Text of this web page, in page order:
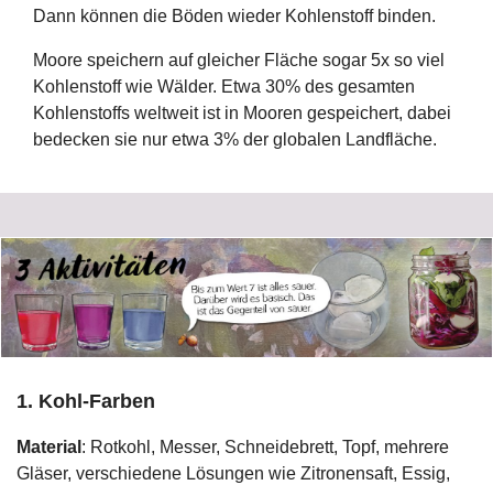
Dann können die Böden wieder Kohlenstoff binden.
Moore speichern auf gleicher Fläche sogar 5x so viel
Kohlenstoff wie Wälder. Etwa 30% des gesamten
Kohlenstoffs weltweit ist in Mooren gespeichert, dabei
bedecken sie nur etwa 3% der globalen Landfläche.
1. Kohl-Farben
Material : Rotkohl, Messer, Schneidebrett, Topf, mehrere
Gläser, verschiedene Lösungen wie Zitronensaft, Essig,